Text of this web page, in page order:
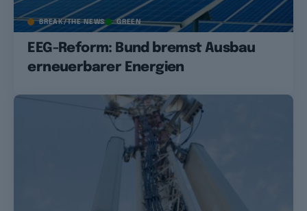
BREAK/THE NEWS GREEN
EEG-Reform: Bund bremst Ausbau
erneuerbarer Energien